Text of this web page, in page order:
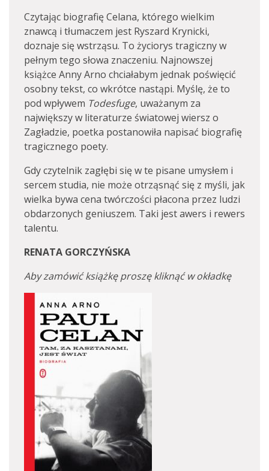
Czytając biografię Celana, którego wielkim
znawcą i tłumaczem jest Ryszard Krynicki,
doznaje się wstrząsu. To życiorys tragiczny w
pełnym tego słowa znaczeniu. Najnowszej
książce Anny Arno chciałabym jednak poświęcić
osobny tekst, co wkrótce nastąpi. Myślę, że to
pod wpływem Todesfuge, uważanym za
największy w literaturze światowej wiersz o
Zagładzie, poetka postanowiła napisać biografię
tragicznego poety.
Gdy czytelnik zagłębi się w te pisane umysłem i
sercem studia, nie może otrząsnąć się z myśli, jak
wielka bywa cena twórczości płacona przez ludzi
obdarzonych geniuszem. Taki jest awers i rewers
talentu.
RENATA GORCZYŃSKA
Aby zamówić książkę proszę kliknąć w okładkę